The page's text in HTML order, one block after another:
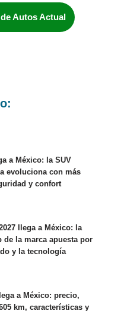
Autos Actual
a México: la SUV
evoluciona con más
y confort
llega a México: la
de la marca apuesta por
y la tecnología
a México: precio,
km, características y